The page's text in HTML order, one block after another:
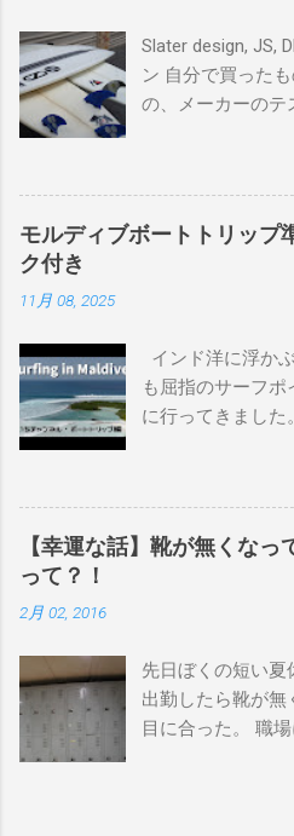
Slater design, JS,
ン 自分で買った
の、メーカーのテ
を書き残してい
るので、過去のボ
譲って、手元に無
んなサーフボード
ーメイドビーチ
イント スナッパ
ーンマウント、ク
狙っているポイ
ンボーベイ、クー
ポイント ベルズ
ナチュラル
5'10"×18'3/
Extra Toe patch
18'7/8"×2'5/18
Slater design
モルディブボートトリップ
ク付き
11月 08, 2025
インド洋に浮か
も屈指のサーフ
に行ってきました
テルやリゾート
を独占するスタイ
ポイントを巡る
回はそのボート
系YouTubeチャン
Spirit Kooks」と
門旅行会社「
際に行ったアク
【幸運な話】靴が無くなっ
って？！
2月 02, 2016
先日ぼくの短い夏
出勤したら靴が無
目に合った。 職
んでいるのだが